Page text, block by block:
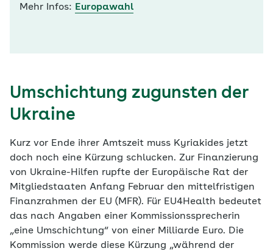
Mehr Infos: Europawahl
Umschichtung zugunsten der
Ukraine
Kurz vor Ende ihrer Amtszeit muss Kyriakides jetzt
doch noch eine Kürzung schlucken. Zur Finanzierung
von Ukraine-Hilfen rupfte der Europäische Rat der
Mitgliedstaaten Anfang Februar den mittelfristigen
Finanzrahmen der EU (MFR). Für EU4Health be­deutet
das nach Angaben einer Kommissions­sprecherin
„eine Umschichtung“ von einer Milliarde Euro. Die
Kommission werde diese Kürzung „während der